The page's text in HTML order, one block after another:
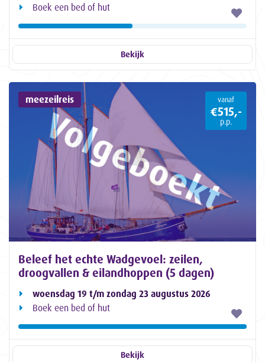
Boek een bed of hut
Bekijk
meezeilreis vanaf
€515,-
p.p.
Beleef het echte Wadgevoel: zeilen,
droogvallen & eilandhoppen (5 dagen)
woensdag 19 t/m zondag 23 augustus 2026
Boek een bed of hut
Bekijk